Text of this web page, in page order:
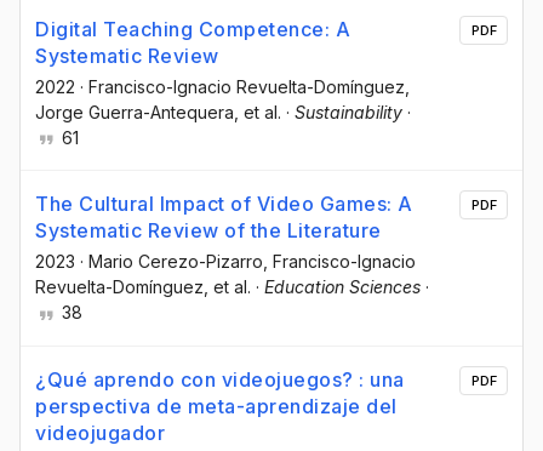
Digital Teaching Competence: A
Systematic Review
2022 · Francisco-Ignacio Revuelta-Domínguez
Jorge Guerra-Antequera , et al. · Sustainability ·
61
PDF
The Cultural Impact of Video Games: A
Systematic Review of the Literature
2023 · Mario Cerezo-Pizarro , Francisco-Ignacio
Revuelta-Domínguez , et al. · Education Sciences ·
38
PDF
¿Qué aprendo con videojuegos? : una
perspectiva de meta-aprendizaje del
videojugador
PDF